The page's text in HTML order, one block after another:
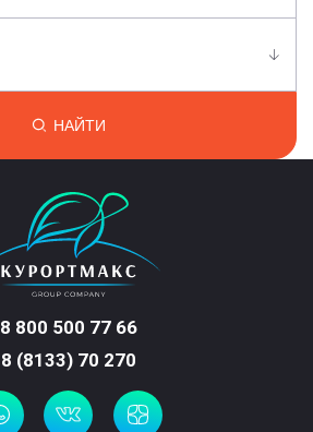
НАЙТИ
8 800 500 77 66
8 (8133) 70 270